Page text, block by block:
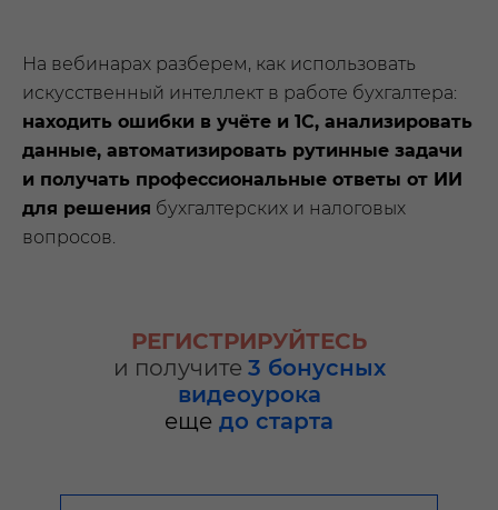
На вебинарах разберем, как использовать
искусственный интеллект в работе бухгалтера:
находить ошибки в учёте и 1С, анализировать
данные, автоматизировать рутинные задачи
и получать профессиональные ответы от ИИ
для решения бухгалтерских и налоговых
вопросов.
РЕГИСТРИРУЙТЕСЬ
и получите 3 бонусных
видеоурока
еще до старта